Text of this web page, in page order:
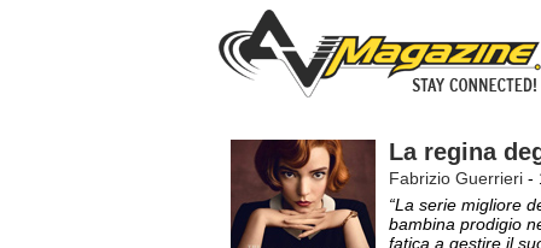
La regina
Fabrizio Guerrieri -
“La serie migliore
bambina prodigio
fatica a gestire il